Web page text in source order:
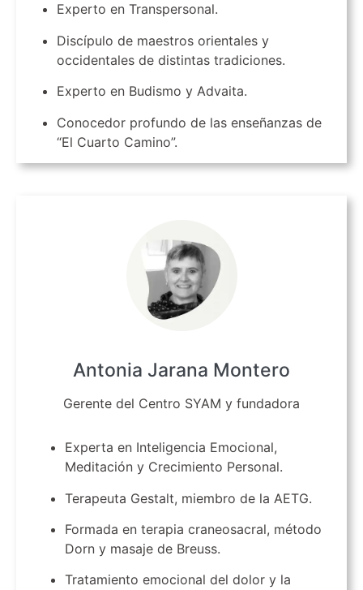
Experto en Transpersonal.
Discípulo de maestros orientales y
occidentales de distintas tradiciones.
Experto en Budismo y Advaita.
Conocedor profundo de las enseñanzas de
“El Cuarto Camino”.
Antonia Jarana Montero
Gerente del Centro SYAM y fundadora
Experta en Inteligencia Emocional,
Meditación y Crecimiento Personal.
Terapeuta Gestalt, miembro de la AETG.
Formada en terapia craneosacral, método
Dorn y masaje de Breuss.
Tratamiento emocional del dolor y la